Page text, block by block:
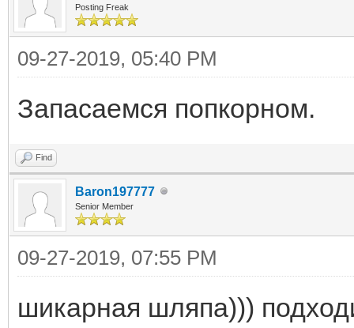
Posting Freak
09-27-2019, 05:40 PM
Запасаемся попкорном.
Find
Baron197777
Senior Member
09-27-2019, 07:55 PM
шикарная шляпа)))